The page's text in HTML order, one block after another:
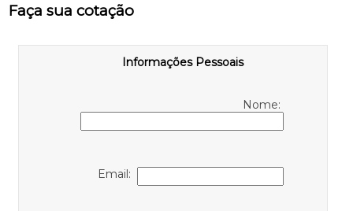
Faça sua cotação
Informações Pessoais
Nome:
Email: